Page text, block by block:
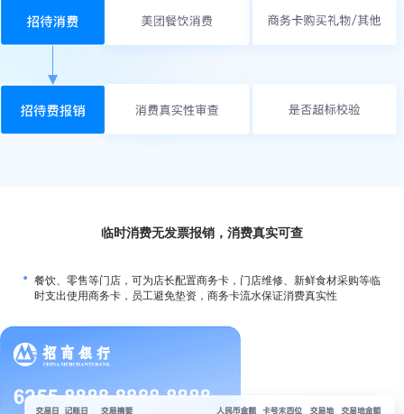
临时消费无发票报销，消费真实可查
餐饮、零售等门店，可为店长配置商务卡，门店维修、新鲜食材采购等临
时支出使用商务卡，员工避免垫资，商务卡流水保证消费真实性